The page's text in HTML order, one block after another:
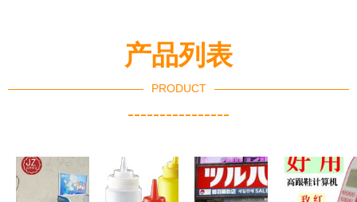
产品列表
PRODUCT
----------------